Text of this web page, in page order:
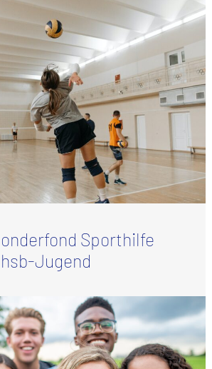
onderfond Sporthilfe
hsb-Jugend